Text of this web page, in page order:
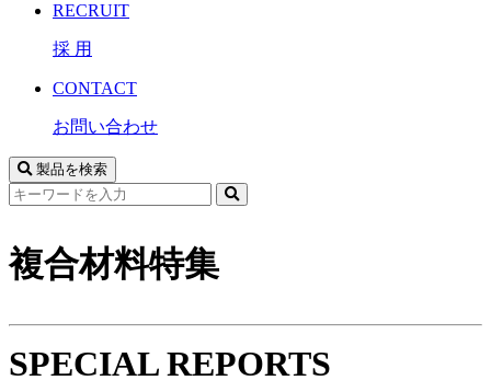
RECRUIT
採 用
CONTACT
お問い合わせ
製品を検索
サ
内
検
複合材料特集
SPECIAL REPORTS